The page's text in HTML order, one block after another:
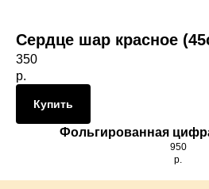
Сердце шар красное
350
р.
Купить
Фольгированная
950
р.